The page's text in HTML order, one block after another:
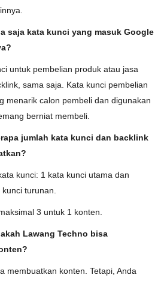
saja kata kunci yang masuk Google
untuk pembelian produk atau jasa
sama saja. Kata kunci pembelian
menarik calon pembeli dan digunakan
berniat membeli.
jumlah kata kunci dan backlink
kunci: 1 kata kunci utama dan
turunan.
3 untuk 1 konten.
Lawang Techno bisa
membuatkan konten. Tetapi, Anda